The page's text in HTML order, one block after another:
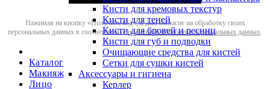
Кисти для кремовых текстур
Кисти для теней
Кисти для бровей и ресниц
Кисти для губ и подводки
Очищающие средства для кистей
Сетки для сушки кистей
Аксессуары и гигиена
Керлер
Нажимая на кнопку «Получить код», я даю согласие на обработку своих
персональных данных в соответствии сполитикой обработки персональных данных.
Каталог
Макияж
Лицо